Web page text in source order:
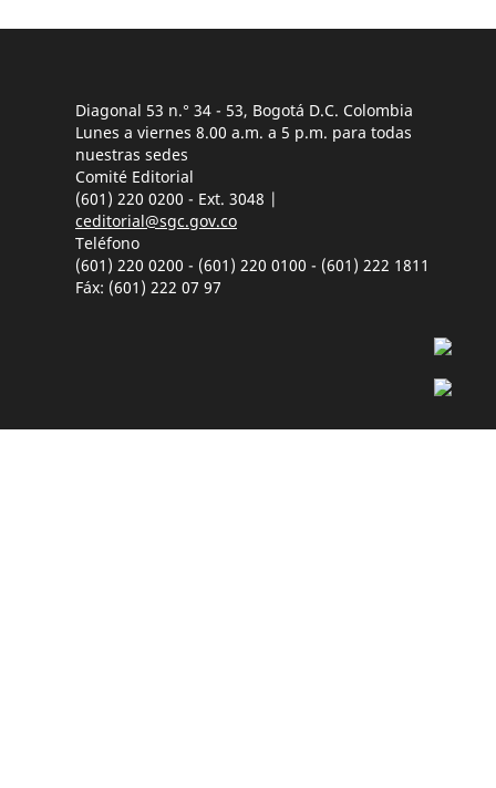
Diagonal 53 n.° 34 - 53, Bogotá D.C. Colombia
Lunes a viernes 8.00 a.m. a 5 p.m. para todas
nuestras sedes
Comité Editorial
(601) 220 0200 - Ext. 3048 |
ceditorial@sgc.gov.co
Teléfono
(601) 220 0200 - (601) 220 0100 - (601) 222 1811
Fáx: (601) 222 07 97